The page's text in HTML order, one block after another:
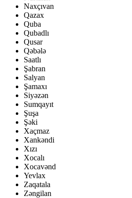
Naxçıvan
Qazax
Quba
Qubadlı
Qusar
Qəbələ
Saatlı
Şabran
Salyan
Şamaxı
Siyəzən
Sumqayıt
Şuşa
Şəki
Xaçmaz
Xankəndi
Xızı
Xocalı
Xocavənd
Yevlax
Zaqatala
Zəngilan